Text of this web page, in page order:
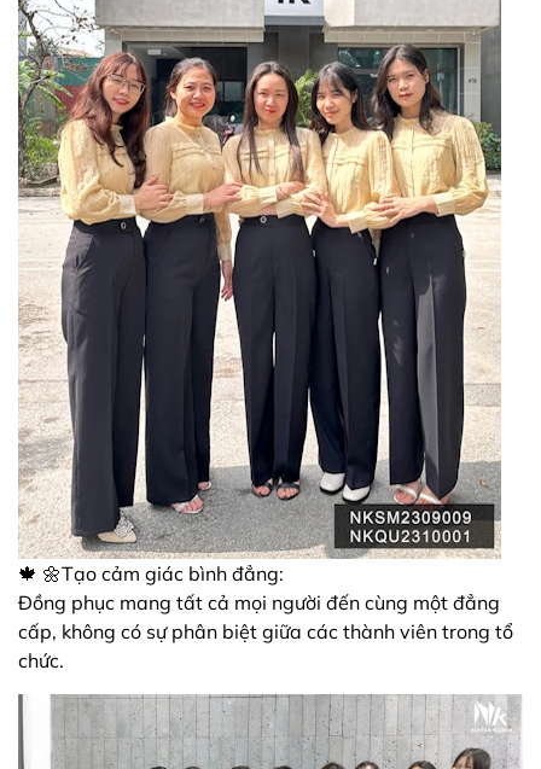
🍁 🌼Tạo cảm giác bình đẳng:
Đồng phục mang tất cả mọi người đến cùng một đẳng
cấp, không có sự phân biệt giữa các thành viên trong tổ
chức.